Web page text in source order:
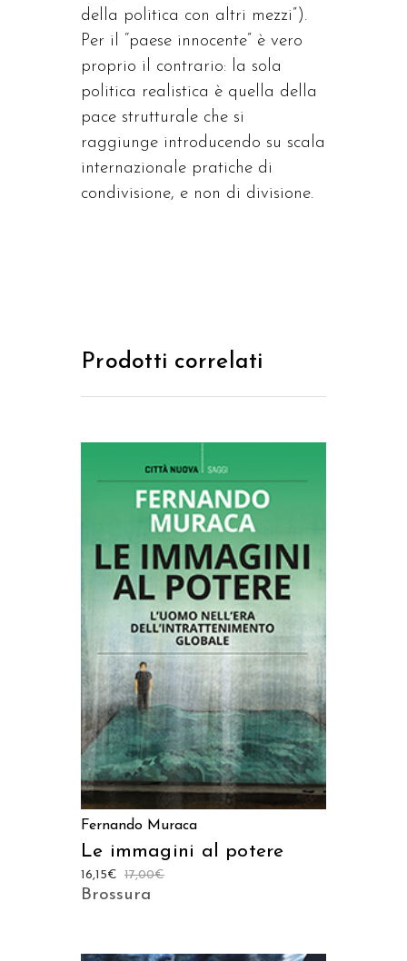
della politica con altri mezzi”).
Per il “paese innocente” è vero
proprio il contrario: la sola
politica realistica è quella della
pace strutturale che si
raggiunge introducendo su scala
internazionale pratiche di
condivisione, e non di divisione.
Prodotti correlati
AGGIUNGI AL CARRELLO
Fernando Muraca
Le immagini al potere
17,00€
16,15€
Brossura